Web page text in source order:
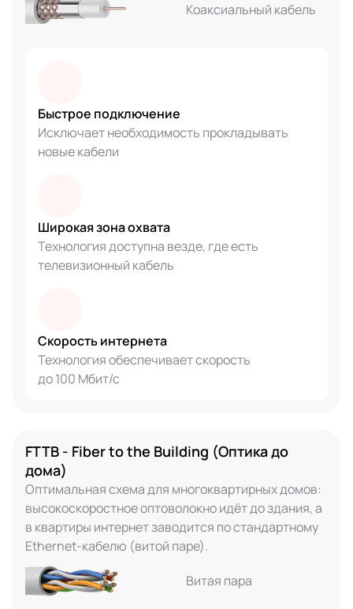
Коаксиальный кабель
Быстрое подключение
Исключает необходимость прокладывать
новые кабели
Широкая зона охвата
Технология доступна везде, где есть
телевизионный кабель
Скорость интернета
Технология обеспечивает скорость
до 100 Мбит/с
FTTB - Fiber to the Building (Оптика до
дома)
Оптимальная схема для многоквартирных домов:
высокоскоростное оптоволокно идёт до здания, а
в квартиры интернет заводится по стандартному
Ethernet-кабелю (витой паре).
Витая пара